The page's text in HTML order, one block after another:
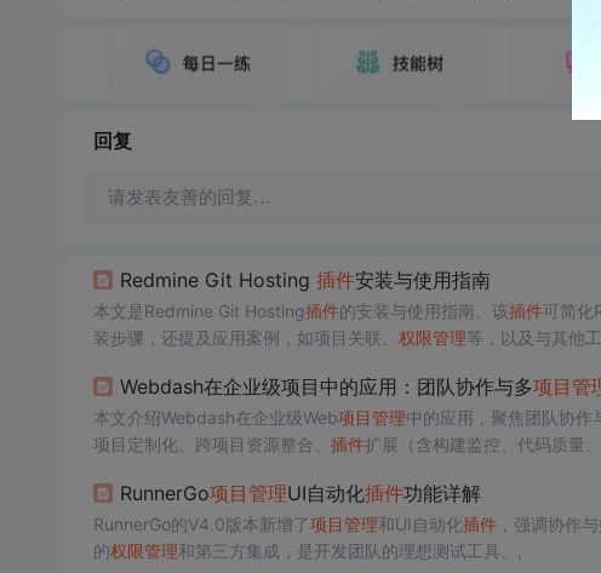
回复
请发表友善的回复…
Redmine Git Hosting 插件安装与使用指南
本文是Redmine Git Hosting插件的安装与使用指南。该插件可简化
装步骤，还提及应用案例，如项目关联、 权限管理等，以及与其他
Webdash在企业级项目中的应用：团队协作与多项目 管
本文介绍Webdash在企业级Web项目管理中的应用，聚焦团队协作
项目定制化、跨项目资源整合、 插件扩展（含构建监控、代码质量
RunnerGo项目 管理UI自动化插件功能详解
RunnerGo的V4.0版本新增了项目管理和UI自动化插件，强调协作
的权限管理和第三方集成，是开发团队的理想测试工具。,